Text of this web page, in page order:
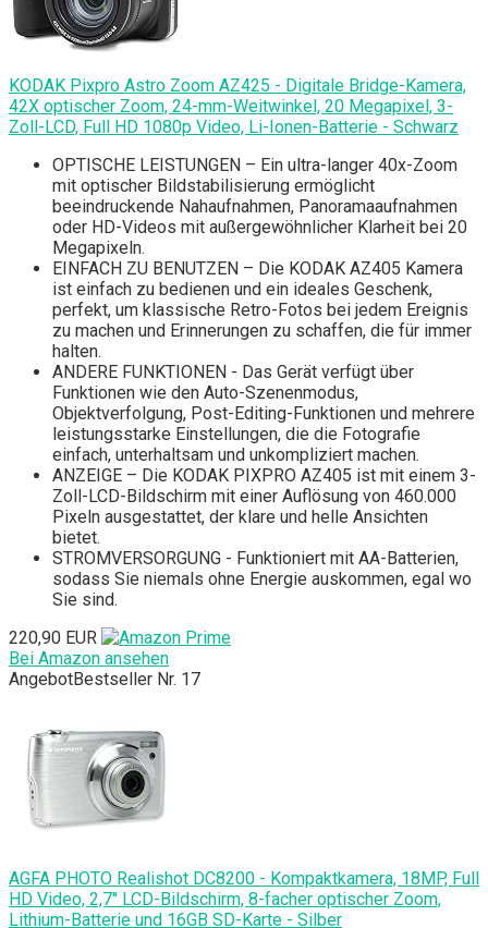
KODAK Pixpro Astro Zoom AZ425 - Digitale Bridge-Kamera,
42X optischer Zoom, 24-mm-Weitwinkel, 20 Megapixel, 3-
Zoll-LCD, Full HD 1080p Video, Li-Ionen-Batterie - Schwarz
OPTISCHE LEISTUNGEN – Ein ultra-langer 40x-Zoom
mit optischer Bildstabilisierung ermöglicht
beeindruckende Nahaufnahmen, Panoramaaufnahmen
oder HD-Videos mit außergewöhnlicher Klarheit bei 20
Megapixeln.
EINFACH ZU BENUTZEN – Die KODAK AZ405 Kamera
ist einfach zu bedienen und ein ideales Geschenk,
perfekt, um klassische Retro-Fotos bei jedem Ereignis
zu machen und Erinnerungen zu schaffen, die für immer
halten.
ANDERE FUNKTIONEN - Das Gerät verfügt über
Funktionen wie den Auto-Szenenmodus,
Objektverfolgung, Post-Editing-Funktionen und mehrere
leistungsstarke Einstellungen, die die Fotografie
einfach, unterhaltsam und unkompliziert machen.
ANZEIGE – Die KODAK PIXPRO AZ405 ist mit einem 3-
Zoll-LCD-Bildschirm mit einer Auflösung von 460.000
Pixeln ausgestattet, der klare und helle Ansichten
bietet.
STROMVERSORGUNG - Funktioniert mit AA-Batterien,
sodass Sie niemals ohne Energie auskommen, egal wo
Sie sind.
220,90 EUR
Bei Amazon ansehen
AngebotBestseller Nr. 17
AGFA PHOTO Realishot DC8200 - Kompaktkamera, 18MP, Full
HD Video, 2,7'' LCD-Bildschirm, 8-facher optischer Zoom,
Lithium-Batterie und 16GB SD-Karte - Silber